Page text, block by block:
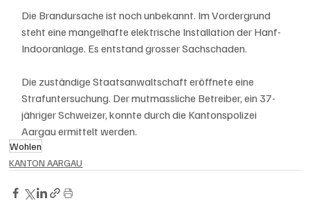
Die Brandursache ist noch unbekannt. Im Vordergrund
steht eine mangelhafte elektrische Installation der Hanf-
Indooranlage. Es entstand grosser Sachschaden.
Die zuständige Staatsanwaltschaft eröffnete eine
Strafuntersuchung. Der mutmassliche Betreiber, ein 37-
jähriger Schweizer, konnte durch die Kantonspolizei
Aargau ermittelt werden.
Wohlen
KANTON AARGAU